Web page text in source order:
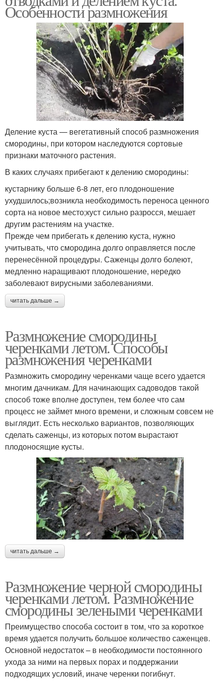
Особенности размножения
Деление куста — вегетативный способ размножения
смородины, при котором наследуются сортовые
признаки маточного растения.
В каких случаях прибегают к делению смородины:
кустарнику больше 6-8 лет, его плодоношение
ухудшилось;возникла необходимость переноса ценного
сорта на новое место;куст сильно разросся, мешает
другим растениям на участке.
Прежде чем прибегать к делению куста, нужно
учитывать, что смородина долго оправляется после
перенесённой процедуры. Саженцы долго болеют,
медленно наращивают плодоношение, нередко
заболевают вирусными заболеваниями.
читать дальше →
Размножение смородины
черенками летом. Способы
размножения черенками
Размножить смородину черенками чаще всего удается
многим дачникам. Для начинающих садоводов такой
способ тоже вполне доступен, тем более что сам
процесс не займет много времени, и сложным совсем не
выглядит. Есть несколько вариантов, позволяющих
сделать саженцы, из которых потом вырастают
плодоносящие кусты.
читать дальше →
Размножение черной смородины
черенками летом. Размножение
смородины зелеными черенками
Преимущество способа состоит в том, что за короткое
время удается получить большое количество саженцев.
Основной недостаток – в необходимости постоянного
ухода за ними на первых порах и поддержании
подходящих условий, иначе черенки погибнут.